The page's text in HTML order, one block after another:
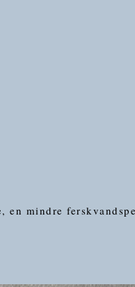
mindre